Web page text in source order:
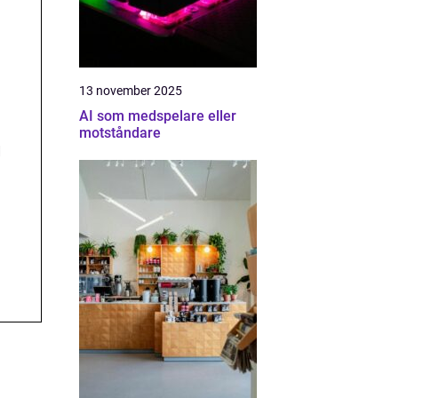
13 november 2025
AI som medspelare eller
motståndare